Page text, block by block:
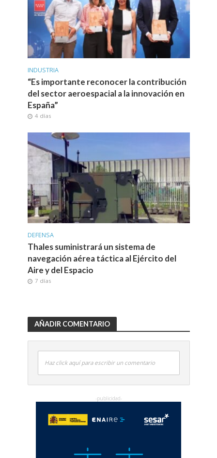
INDUSTRIA
“Es importante reconocer la contribución
del sector aeroespacial a la innovación en
España”
4 días
DEFENSA
Thales suministrará un sistema de
navegación aérea táctica al Ejército del
Aire y del Espacio
7 días
AÑADIR COMENTARIO
Haz click aquí para escribir un comentario